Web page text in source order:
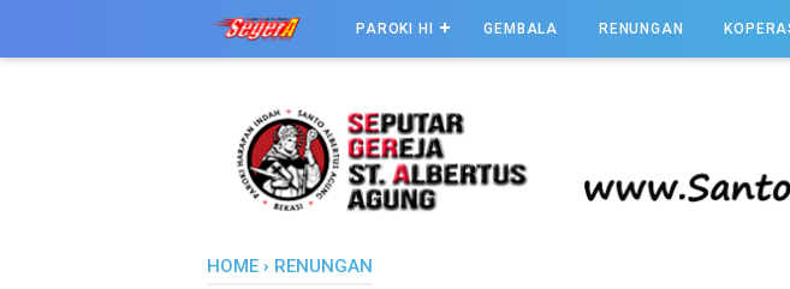
PAROKI HI GEMBALA RENUNGAN
HOME › RENUNGAN